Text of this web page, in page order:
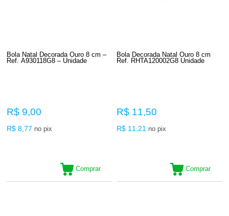
Bola Natal Decorada Ouro 8 cm –
Ref. A930118G8 – Unidade
R$ 9,00
R$ 8,77 no pix
Comprar
Bola Decorada Natal Ouro 8 cm
Ref. RHTA120002G8 Unidade
R$ 11,50
R$ 11,21 no pix
Comprar